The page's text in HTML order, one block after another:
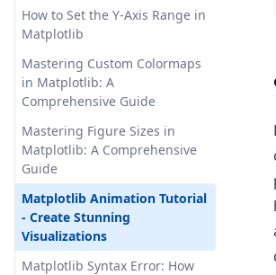
ChatGPT con estas
herramientas
Cómo instalar AutoGPT con
Docker: Guía paso a paso
Cómo resolver fácilmente el
error de entidad no
procesable en ChatGPT
Cómo solucionar el bucle de
Cloudflare de ChatGPT: una
guía directa
Cómo solucionar el error de
ChatGPT está en capacidad
Intelligent Data Insights
¿Qué es la inteligencia de
datos? Descubre el poder de
las ideas inteligentes basadas
en datos
How to Set the Y-Axis Range in
Matplotlib
Mastering Custom Colormaps
in Matplotlib: A
Comprehensive Guide
Mastering Figure Sizes in
Matplotlib: A Comprehensive
Guide
Matplotlib Animation Tutorial
- Create Stunning
Visualizations
Matplotlib Syntax Error: How